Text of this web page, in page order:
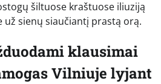
šiltuose kraštuose iliuziją
sienų siaučiantį prastą orą.
klausimai
Vilniuje lyjant